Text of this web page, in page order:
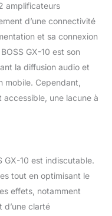
amplificateurs
d’une connectivité
et sa connexion
GX-10 est son
la diffusion audio et
Cependant,
accessible, une lacune à
GX-10 est indiscutable.
tout en optimisant le
effets, notamment
d’une clarté